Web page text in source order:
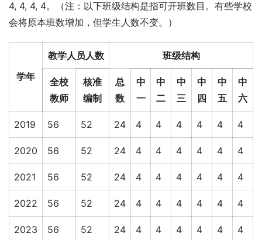
4, 4, 4, 4。（注：以下班级结构是指可开班数目。有些学校
会将原本班数增加，但学生人数不变。）
学年
教学人员人数 班级结构
全校
教师
核准
编制
总
数
中
一
中
二
中
三
中
四
中
五
中
六
2019 56 52 24 4 4 4 4 4 4
2020 56 52 24 4 4 4 4 4 4
2021 56 52 24 4 4 4 4 4 4
2022 56 52 24 4 4 4 4 4 4
2023 56 52 24 4 4 4 4 4 4